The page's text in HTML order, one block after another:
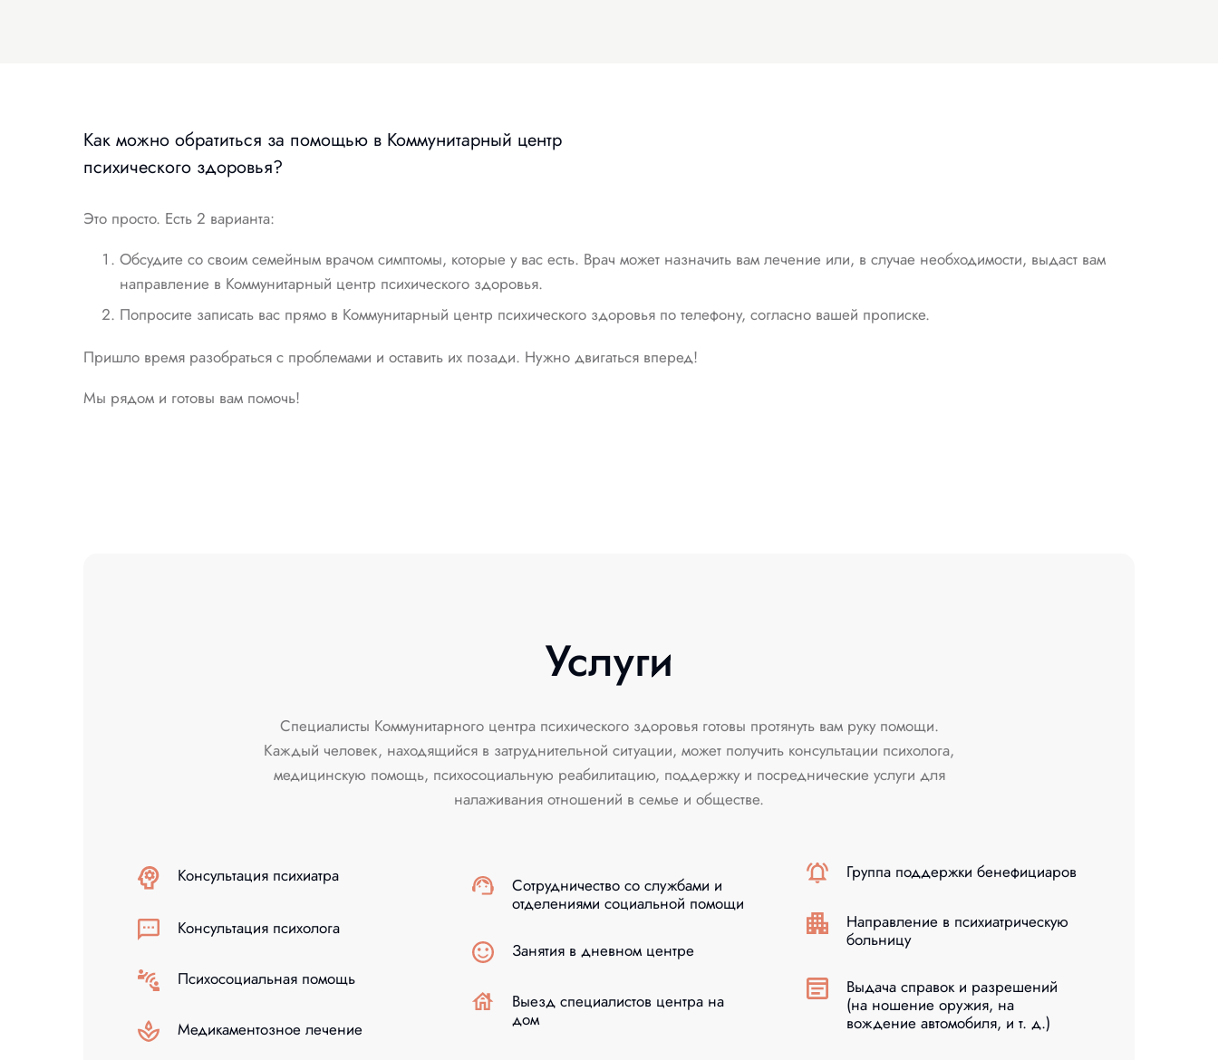
Как можно обратиться за помощью в Коммунитарный центр
психического здоровья?
Это просто. Есть 2 варианта:
Обсудите со своим семейным врачом симптомы, которые у вас есть. Врач может назначить вам лечение или, в случае необходимости, выдаст вам
направление в Коммунитарный центр психического здоровья.
Попросите записать вас прямо в Коммунитарный центр психического здоровья по телефону, согласно вашей прописке.
Пришло время разобраться с проблемами и оставить их позади. Нужно двигаться вперед!
Мы рядом и готовы вам помочь!
Услуги
Специалисты Коммунитарного центра психического здоровья готовы протянуть вам руку помощи.
Каждый человек, находящийся в затруднительной ситуации, может получить консультации психолога,
медицинскую помощь, психосоциальную реабилитацию, поддержку и посреднические услуги для
налаживания отношений в семье и обществе.
Консультация психиатра
Консультация психолога
Психосоциальная помощь
Медикаментозное лечение
Сотрудничество со службами и
отделениями социальной помощи
Занятия в дневном центре
Выезд специалистов центра на
дом
Группа поддержки бенефициаров
Направление в психиатрическую
больницу
Выдача справок и разрешений
(на ношение оружия, на
вождение автомобиля, и т. д.)